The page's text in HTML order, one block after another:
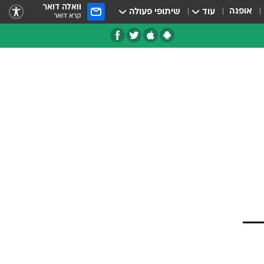
אופנה עוד שיתופי פעולה וואלה דואר
קרא דואר